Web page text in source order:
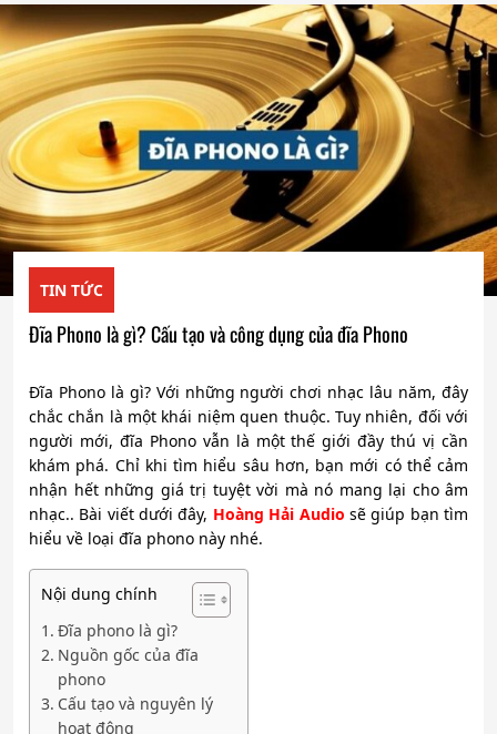
TIN TỨC
Đĩa Phono là gì? Cấu tạo và công dụng của đĩa Phono
Đĩa Phono là gì? Với những người chơi nhạc lâu năm, đây
chắc chắn là một khái niệm quen thuộc. Tuy nhiên, đối với
người mới, đĩa Phono vẫn là một thế giới đầy thú vị cần
khám phá. Chỉ khi tìm hiểu sâu hơn, bạn mới có thể cảm
nhận hết những giá trị tuyệt vời mà nó mang lại cho âm
nhạc.. Bài viết dưới đây, Hoàng Hải Audio sẽ giúp bạn tìm
hiểu về loại đĩa phono này nhé.
Nội dung chính
Đĩa phono là gì?
Nguồn gốc của đĩa
phono
Cấu tạo và nguyên lý
hoạt động